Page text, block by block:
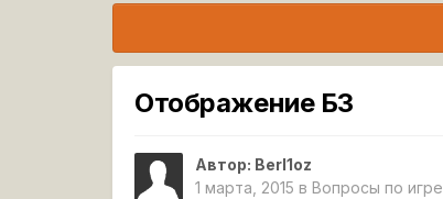
Отображение БЗ
Автор: Berl1oz
1 марта, 2015 в Вопросы по игре